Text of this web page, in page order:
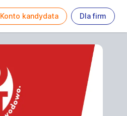
Konto kandydata Dla firm